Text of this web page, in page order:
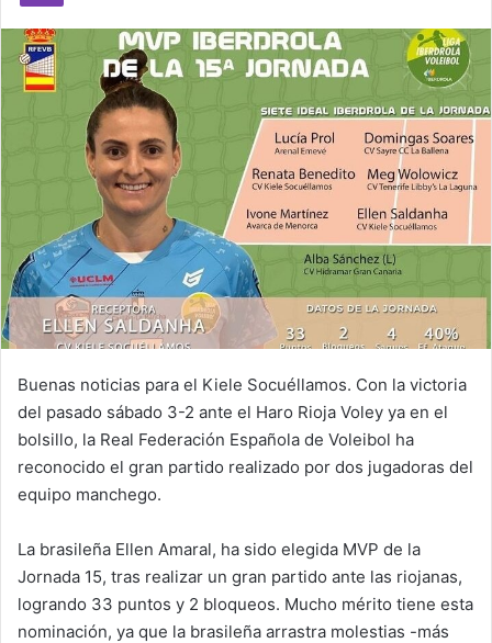
Buenas noticias para el Kiele Socuéllamos. Con la victoria
del pasado sábado 3-2 ante el Haro Rioja Voley ya en el
bolsillo, la Real Federación Española de Voleibol ha
reconocido el gran partido realizado por dos jugadoras del
equipo manchego.
La brasileña Ellen Amaral, ha sido elegida MVP de la
Jornada 15, tras realizar un gran partido ante las riojanas,
logrando 33 puntos y 2 bloqueos. Mucho mérito tiene esta
nominación, ya que la brasileña arrastra molestias -más